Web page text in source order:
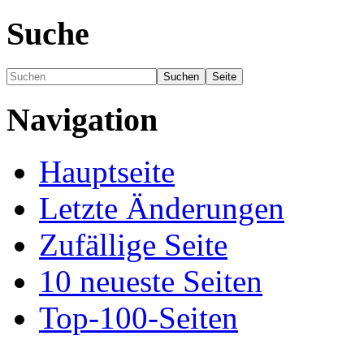
Suche
Navigation
Hauptseite
Letzte Änderungen
Zufällige Seite
10 neueste Seiten
Top-100-Seiten